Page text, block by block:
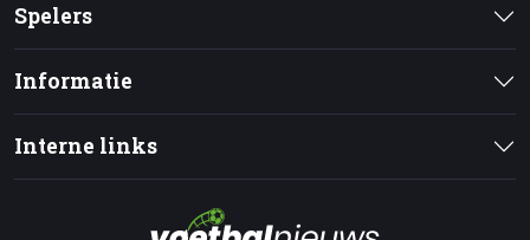
Spelers
Informatie
Interne links